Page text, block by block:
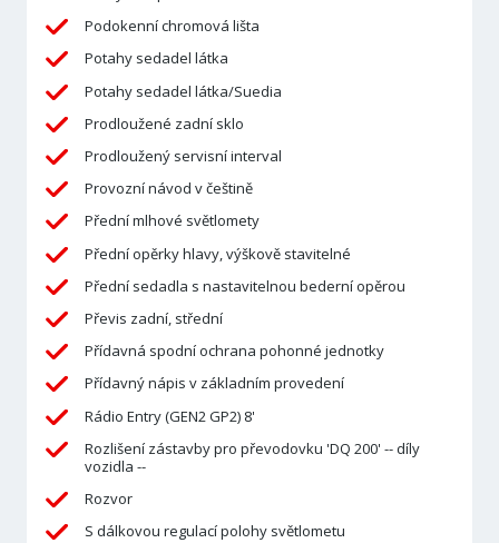
Podokenní chromová lišta
Potahy sedadel látka
Potahy sedadel látka/Suedia
Prodloužené zadní sklo
Prodloužený servisní interval
Provozní návod v češtině
Přední mlhové světlomety
Přední opěrky hlavy, výškově stavitelné
Přední sedadla s nastavitelnou bederní opěrou
Převis zadní, střední
Přídavná spodní ochrana pohonné jednotky
Přídavný nápis v základním provedení
Rádio Entry (GEN2 GP2) 8'
Rozlišení zástavby pro převodovku 'DQ 200' -- díly
vozidla --
Rozvor
S dálkovou regulací polohy světlometu